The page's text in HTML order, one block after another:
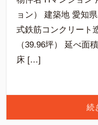
ョン） 建築地 愛知
式鉄筋コンクリート
（39.96坪） 延べ面
床 […]
続